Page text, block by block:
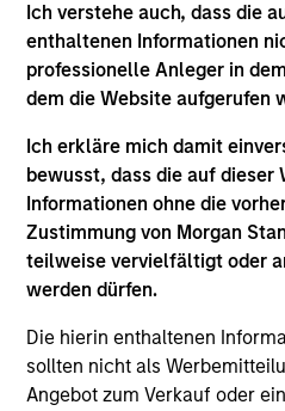
Ich verstehe auch, dass die
enthaltenen Informationen
professionelle Anleger in
dem die Website aufgerufen
Ich erkläre mich damit
bewusst, dass die auf dieser
Informationen ohne die
Zustimmung von Morgan
teilweise vervielfältigt oder
werden dürfen.
Die hierin enthaltenen
sollten nicht als
Angebot zum Verkauf oder
Mid-Year Equity
July 2026
06-JUL-2026
In his latest TAKE,
Andrew Slimmon shares
market outlook,
looks rational and
emerge beyond the